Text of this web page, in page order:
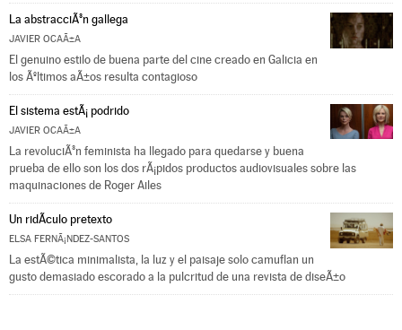
La abstracciÃ³n gallega
JAVIER OCAÃ±A
El genuino estilo de buena parte del cine creado en Galicia en
los Ãºltimos aÃ±os resulta contagioso
El sistema estÃ¡ podrido
JAVIER OCAÃ±A
La revoluciÃ³n feminista ha llegado para quedarse y buena
prueba de ello son los dos rÃ¡pidos productos audiovisuales sobre las
maquinaciones de Roger Ailes
Un ridÃ­culo pretexto
ELSA FERNÃ¡NDEZ-SANTOS
La estÃ©tica minimalista, la luz y el paisaje solo camuflan un
gusto demasiado escorado a la pulcritud de una revista de diseÃ±o